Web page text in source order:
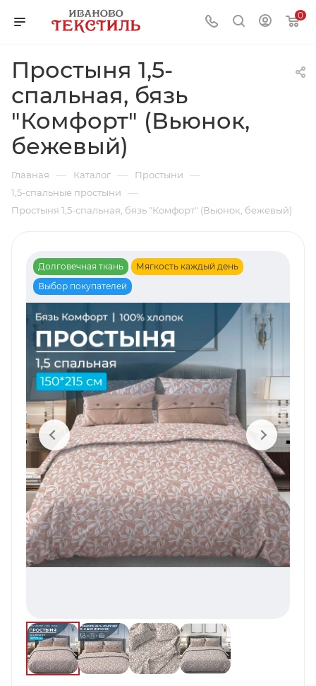
0
Простыня 1,5-
спальная, бязь
"Комфорт" (Вьюнок,
бежевый)
Главная — Каталог — Простыни —
1,5-спальные простыни —
Простыня 1,5-спальная, бязь "Комфорт" (Вьюнок, бежевый)
Долговечная ткань
Мягкость каждый день
Выбор покупателей